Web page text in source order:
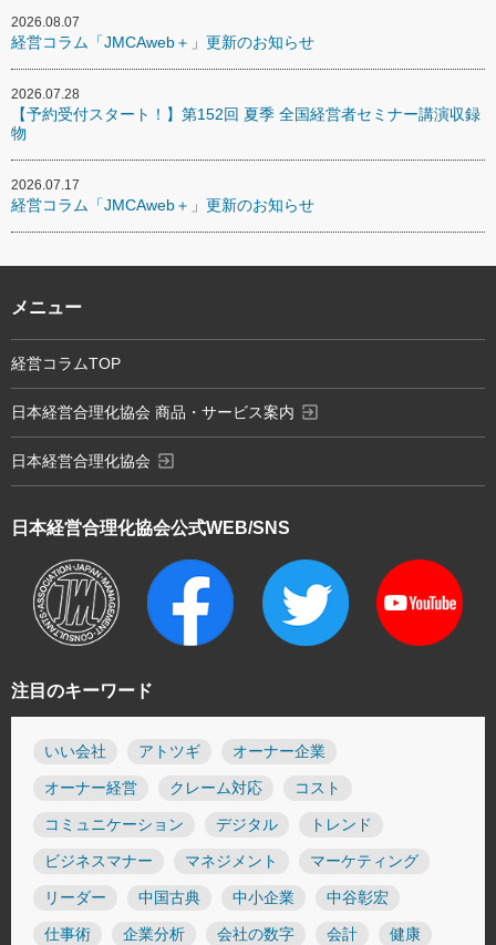
2026.08.07
経営コラム「JMCAweb＋」更新のお知らせ
2026.07.28
【予約受付スタート！】第152回 夏季 全国経営者セミナー講演収録
物
2026.07.17
経営コラム「JMCAweb＋」更新のお知らせ
注目のキーワード
いい会社 アトツギ オーナー企業
オーナー経営 クレーム対応 コスト
コミュニケーション デジタル トレンド
ビジネスマナー マネジメント マーケティング
リーダー 中国古典 中小企業 中谷彰宏
仕事術 企業分析 会社の数字 会計 健康
日本経営合理化協会公式WEB/SNS
メニュー
経営コラムTOP
日本経営合理化協会 商品・サービス案内 exit_to_app
日本経営合理化協会 exit_to_app